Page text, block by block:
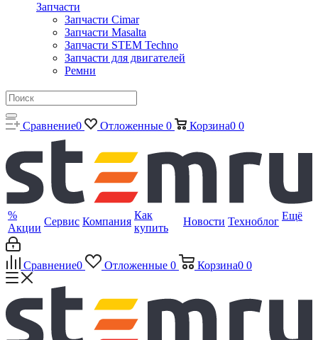
Запчасти
Запчасти Cimar
Запчасти Masalta
Запчасти STEM Techno
Запчасти для двигателей
Ремни
Сравнение0 Отложенные 0 Корзина0 0
%
Акции
Сервис Компания
Как
купить
Новости Техноблог Ещё
Сравнение0 Отложенные 0 Корзина0 0